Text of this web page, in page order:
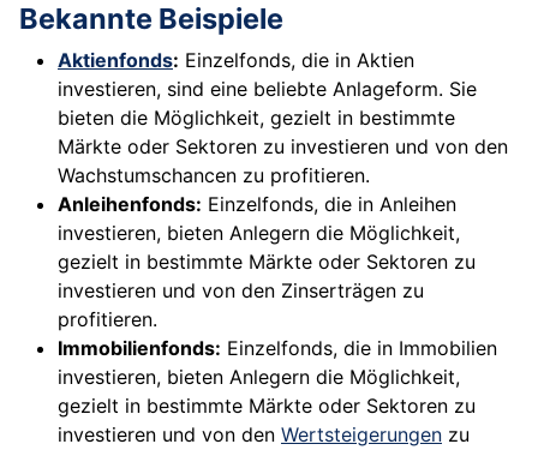
Bekannte Beispiele
Aktienfonds: Einzelfonds, die in Aktien
investieren, sind eine beliebte Anlageform. Sie
bieten die Möglichkeit, gezielt in bestimmte
Märkte oder Sektoren zu investieren und von den
Wachstumschancen zu profitieren.
Anleihenfonds: Einzelfonds, die in Anleihen
investieren, bieten Anlegern die Möglichkeit,
gezielt in bestimmte Märkte oder Sektoren zu
investieren und von den Zinserträgen zu
profitieren.
Immobilienfonds: Einzelfonds, die in Immobilien
investieren, bieten Anlegern die Möglichkeit,
gezielt in bestimmte Märkte oder Sektoren zu
investieren und von den Wertsteigerungen zu